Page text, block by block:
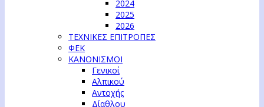
2024
2025
2026
ΤΕΧΝΙΚΕΣ ΕΠΙΤΡΟΠΕΣ
ΦΕΚ
ΚΑΝΟΝΙΣΜΟΙ
Γενικοί
Αλπικού
Αντοχής
Δίαθλου